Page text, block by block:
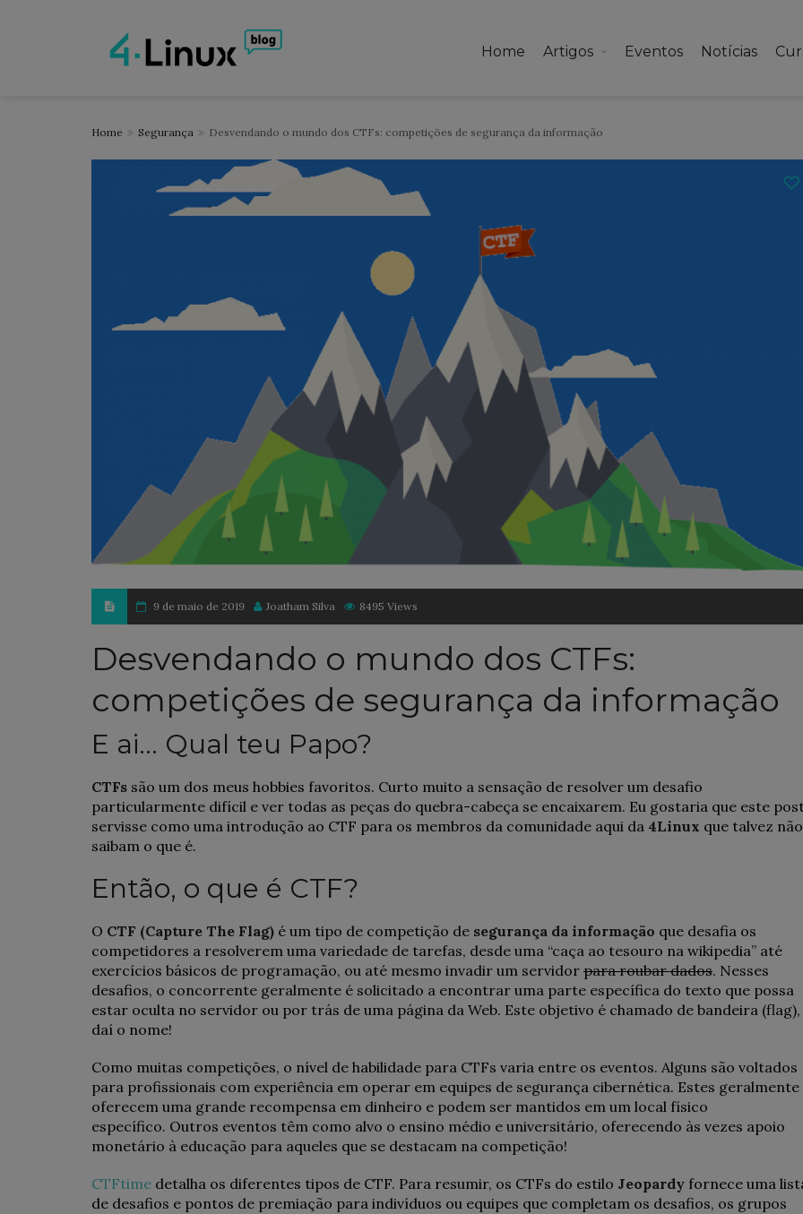
Home Artigos Eventos Notícias
Home Segurança Desvendando o mundo dos CTFs: competições de segurança da informação
9 de maio de 2019 Joatham Silva 8495 Views
Desvendando o mundo dos CTFs:
competições de segurança da informação
E ai… Qual teu Papo?
CTFs são um dos meus hobbies favoritos. Curto muito a sensação de resolver um desafio
particularmente difícil e ver todas as peças do quebra-cabeça se encaixarem. Eu gostaria que este
servisse como uma introdução ao CTF para os membros da comunidade aqui da 4Linux que talvez não
saibam o que é.
Então, o que é CTF?
O CTF (Capture The Flag) é um tipo de competição de segurança da informação que desafia os
competidores a resolverem uma variedade de tarefas, desde uma “caça ao tesouro na wikipedia” até
exercícios básicos de programação, ou até mesmo invadir um servidor para roubar dados. Nesses
desafios, o concorrente geralmente é solicitado a encontrar uma parte específica do texto que possa
estar oculta no servidor ou por trás de uma página da Web. Este objetivo é chamado de bandeira (flag),
daí o nome!
Como muitas competições, o nível de habilidade para CTFs varia entre os eventos. Alguns são voltados
para profissionais com experiência em operar em equipes de segurança cibernética. Estes geralmente
oferecem uma grande recompensa em dinheiro e podem ser mantidos em um local físico
específico. Outros eventos têm como alvo o ensino médio e universitário, oferecendo às vezes apoio
monetário à educação para aqueles que se destacam na competição!
CTFtime detalha os diferentes tipos de CTF. Para resumir, os CTFs do estilo Jeopardy fornece uma
de desafios e pontos de premiação para indivíduos ou equipes que completam os desafios, os grupos